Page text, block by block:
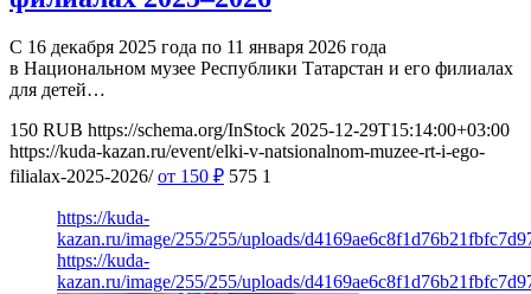
С 16 декабря 2025 года по 11 января 2026 года
в Национальном музее Республики Татарстан и его филиалах
для детей…
150 RUB https://schema.org/InStock 2025-12-29T15:14:00+03:00
https://kuda-kazan.ru/event/elki-v-natsionalnom-muzee-rt-i-ego-
filialax-2025-2026/ от 150 ₽ 575 1
https://kuda-
kazan.ru/image/255/255/uploads/
https://kuda-
kazan.ru/image/255/255/uploads/